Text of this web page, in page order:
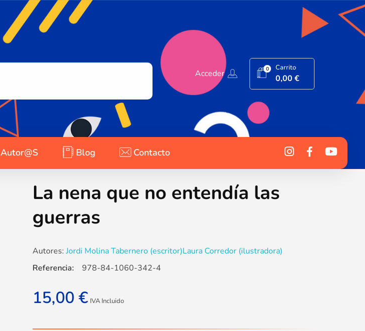
Acceder 0 Carrito
0,00€
Autor@s Blog Contacto
La nena que no entendía las
guerras
Autores: Jordi Molina Tabernero (escritor)Laura Corredor (ilustradora)
15,00 € IVA Incluido
Referencia: 978-84-1060-342-4